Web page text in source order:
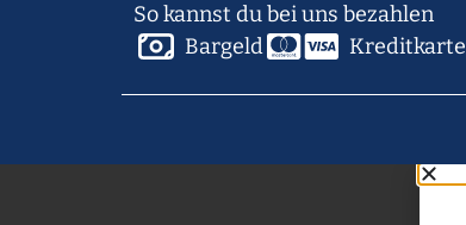
So kannst du bei uns bezahlen
Bargeld
Kreditkarte